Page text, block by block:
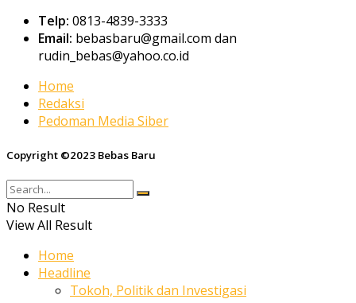
Telp: 0813-4839-3333
Email: bebasbaru@gmail.com dan
rudin_bebas@yahoo.co.id
Home
Redaksi
Pedoman Media Siber
Copyright ©2023 Bebas Baru
No Result
View All Result
Home
Headline
Tokoh, Politik dan Investigasi